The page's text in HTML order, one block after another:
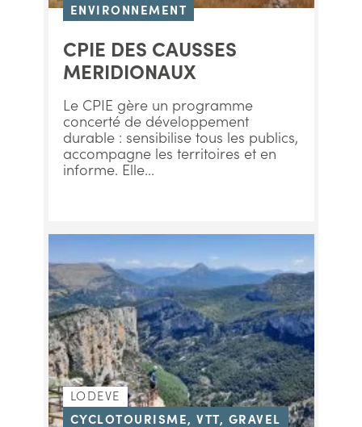
ENVIRONNEMENT
CPIE DES CAUSSES
MERIDIONAUX
Le CPIE gère un programme
concerté de développement
durable : sensibilise tous les publics,
accompagne les territoires et en
informe. Elle...
LODEVE
CYCLOTOURISME, VTT, GRAVEL